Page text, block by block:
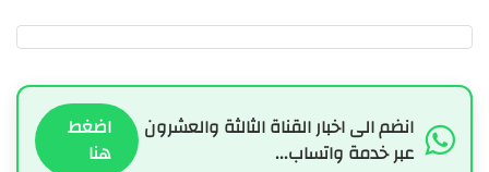
انضم الى اخبار القناة الثالثة والعشرون
عبر خدمة واتساب...
اضغط
هنا